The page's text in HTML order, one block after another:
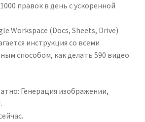
правок в день с ускоренной
Workspace (Docs, Sheets, Drive)
инструкция со всеми
способом, как делать 590 видео
Генерация изображении,